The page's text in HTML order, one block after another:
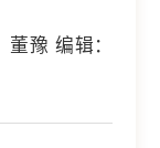
豫 编辑：